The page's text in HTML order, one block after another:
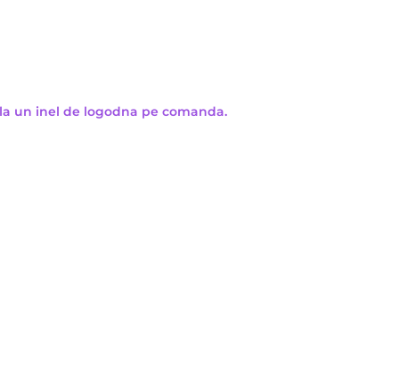
un inel de logodna pe comanda.